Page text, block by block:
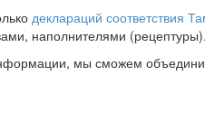
деклараций соответствия
наполнителями
мы сможем